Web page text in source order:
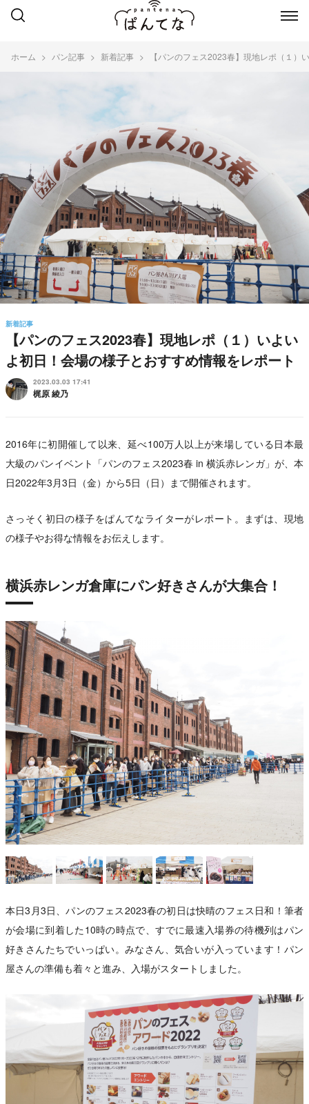
ホーム パン記事 新着記事 【パンのフェス2023春】現地レポ（１
新着記事
【パンのフェス2023春】現地レポ（１）いよい
よ初日！会場の様子とおすすめ情報をレポート
2023.03.03 17:41
梶原 綾乃
2016年に初開催して以来、延べ100万人以上が来場している日本最
大級のパンイベント「パンのフェス2023春 in 横浜赤レンガ」が、本
日2022年3月3日（金）から5日（日）まで開催されます。
さっそく初日の様子をぱんてなライターがレポート。まずは、現地
の様子やお得な情報をお伝えします。
横浜赤レンガ倉庫にパン好きさんが大集合！
本日3月3日、パンのフェス2023春の初日は快晴のフェス日和！筆者
が会場に到着した10時の時点で、すでに最速入場券の待機列はパン
好きさんたちでいっぱい。みなさん、気合いが入っています！パン
屋さんの準備も着々と進み、入場がスタートしました。